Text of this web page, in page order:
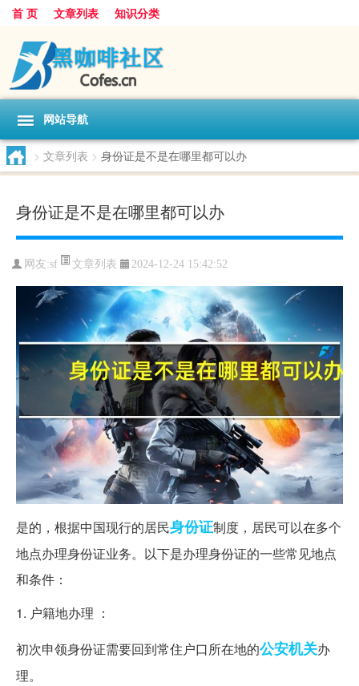
首 页 文章列表 知识分类
网站导航
> 文章列表 > 身份证是不是在哪里都可以办
身份证是不是在哪里都可以办
网友:sf 文章列表 2024-12-24 15:42:52
是的，根据中国现行的居民身份证制度，居民可以在多个
地点办理身份证业务。以下是办理身份证的一些常见地点
和条件：
1. 户籍地办理 ：
初次申领身份证需要回到常住户口所在地的公安机关办
理。